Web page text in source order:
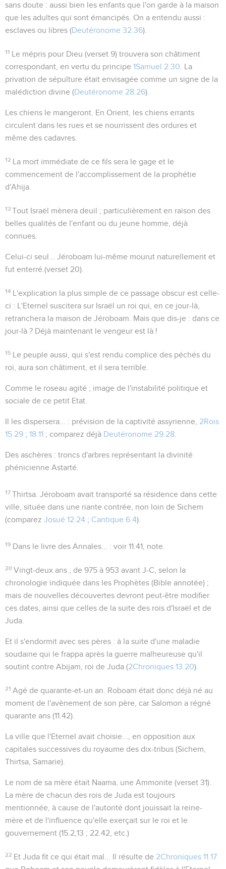
sans doute : aussi bien les enfants que l'on garde à la maison
que les adultes qui sont émancipés. On a entendu aussi :
esclaves ou libres (Deutéronome 32.36).
11 Le mépris pour Dieu (verset 9) trouvera son châtiment
correspondant, en vertu du principe 1Samuel 2.30 . La
privation de sépulture était envisagée comme un signe de la
malédiction divine (Deutéronome 28.26).
Les chiens le mangeront . En Orient, les chiens errants
circulent dans les rues et se nourrissent des ordures et
même des cadavres.
12 La mort immédiate de ce fils sera le gage et le
commencement de l'accomplissement de la prophétie
d'Ahija.
13 Tout Israël mènera deuil ; particulièrement en raison des
belles qualités de l'enfant ou du jeune homme, déjà
connues.
Celui-ci seul...
Jéroboam lui-même mourut naturellement et
fut enterré.(verset 20).
14 L'explication la plus simple de ce passage obscur est celle-
ci : L'Eternel suscitera sur Israël un roi qui, en ce jour-là,
retranchera la maison de Jéroboam. Mais que dis-je : dans ce
jour-là ? Déjà maintenant le vengeur est là !
15 Le peuple aussi, qui s'est rendu complice des péchés du
roi, aura son châtiment, et il sera terrible.
Comme le roseau agité ; image de l'instabilité politique et
sociale de ce petit Etat.
Il les dispersera... : prévision de la captivité assyrienne, 2Rois
15.29 ; 18.11 ; comparez déjà Deutéronome 29.28
Des aschères : troncs d'arbres représentant la divinité
phénicienne Astarté.
17 Thirtsa . Jéroboam avait transporté sa résidence dans cette
ville, située dans une riante contrée, non loin de Sichem
(comparez Josué 12.24 ; Cantique 6.4).
19 Dans le livre des Annales... : voir11.41 , note.
20 Vingt-deux ans ; de 975 à 953 avant J-C, selon la
chronologie indiquée dans les Prophètes (Bible annotée) ;
mais de nouvelles découvertes devront peut-être modifier
ces dates, ainsi que celles de la suite des rois d'Israël et de
Juda.
Et il s'endormit avec ses pères : à la suite d'une maladie
soudaine qui le frappa après la guerre malheureuse qu'il
soutint contre Abijam, roi de Juda (2Chroniques 13.20).
21 Agé de quarante-et-un an . Roboam était donc déjà né au
moment de l'avènement de son père, car Salomon a régné
quarante ans (11.42).
La ville que l'Eternel avait choisie...
, en opposition aux
capitales successives du royaume des dix-tribus (Sichem,
Thirtsa, Samarie).
Le nom de sa mère était Naama, une Ammonite (verset 31).
La mère de chacun des rois de Juda est toujours
mentionnée, à cause de l'autorité dont jouissait la reine-
mère et de l'influence qu'elle exerçait sur le roi et le
gouvernement (15.2,13 ; 22.42 , etc.)
22 Et Juda fit ce qui était mal... Il résulte de 2Chroniques 11.17